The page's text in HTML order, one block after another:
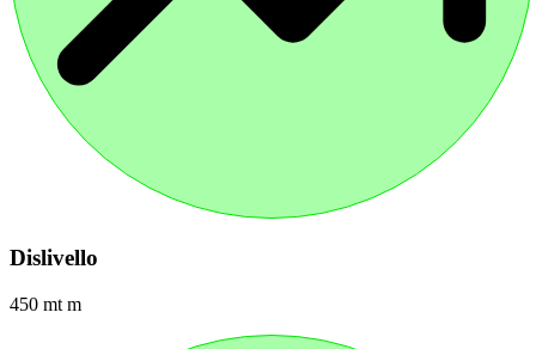
Dislivello
450 mt m